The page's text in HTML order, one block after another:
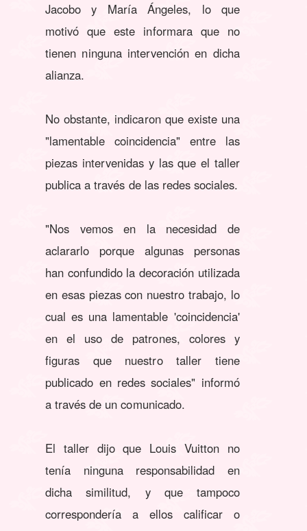
Jacobo y María Ángeles, lo que
motivó que este informara que no
tienen ninguna intervención en dicha
alianza.
No obstante, indicaron que existe una
"lamentable coincidencia" entre las
piezas intervenidas y las que el taller
publica a través de las redes sociales.
"Nos vemos en la necesidad de
aclararlo porque algunas personas
han confundido la decoración utilizada
en esas piezas con nuestro trabajo, lo
cual es una lamentable 'coincidencia'
en el uso de patrones, colores y
figuras que nuestro taller tiene
publicado en redes sociales" informó
a través de un comunicado.
El taller dijo que Louis Vuitton no
tenía ninguna responsabilidad en
dicha similitud, y que tampoco
correspondería a ellos calificar o